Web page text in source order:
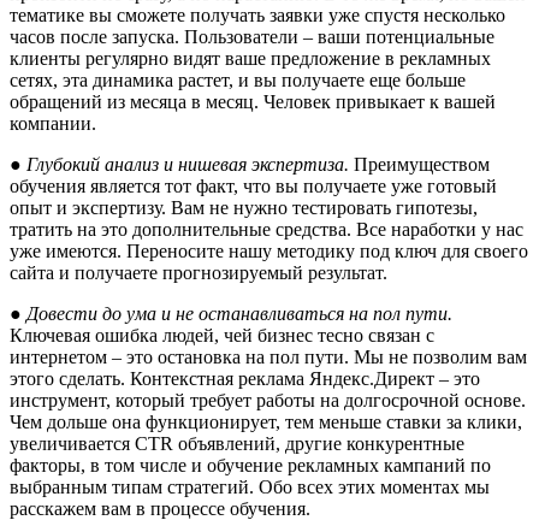
тематике вы сможете получать заявки уже спустя несколько
часов после запуска. Пользователи – ваши потенциальные
клиенты регулярно видят ваше предложение в рекламных
сетях, эта динамика растет, и вы получаете еще больше
обращений из месяца в месяц. Человек привыкает к вашей
компании.
● Глубокий анализ и нишевая экспертиза. Преимуществом
обучения является тот факт, что вы получаете уже готовый
опыт и экспертизу. Вам не нужно тестировать гипотезы,
тратить на это дополнительные средства. Все наработки у нас
уже имеются. Переносите нашу методику под ключ для своего
сайта и получаете прогнозируемый результат.
● Довести до ума и не останавливаться на пол пути.
Ключевая ошибка людей, чей бизнес тесно связан с
интернетом – это остановка на пол пути. Мы не позволим вам
этого сделать. Контекстная реклама Яндекс.Директ – это
инструмент, который требует работы на долгосрочной основе.
Чем дольше она функционирует, тем меньше ставки за клики,
увеличивается CTR объявлений, другие конкурентные
факторы, в том числе и обучение рекламных кампаний по
выбранным типам стратегий. Обо всех этих моментах мы
расскажем вам в процессе обучения.